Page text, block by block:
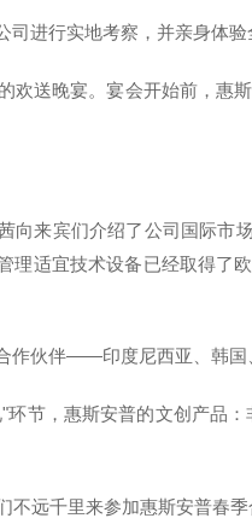
司进行实地考察，并亲身体验
欢送晚宴。宴会开始前，惠
向来宾们介绍了公司国际市
理适宜技术设备已经取得了
作伙伴——印度尼西亚、韩国
环节，惠斯安普的文创产品
不远千里来参加惠斯安普春